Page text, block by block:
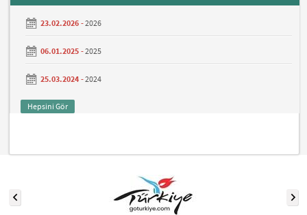
23.02.2026 -2026
06.01.2025 -2025
25.03.2024 -2024
Hepsini Gör